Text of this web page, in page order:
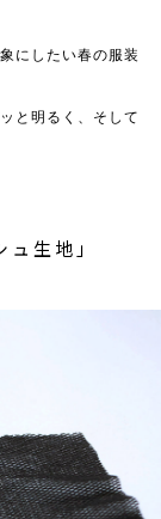
にしたい春の服装
と明るく、そして
生地」